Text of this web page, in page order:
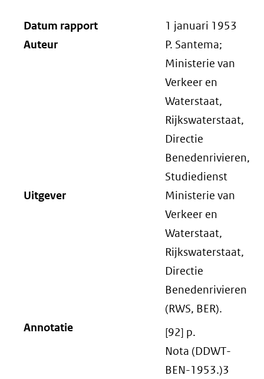
Datum rapport
1 januari 1953
Auteur
P. Santema;
Ministerie van
Verkeer en
Waterstaat,
Rijkswaterstaat,
Directie
Benedenrivieren,
Studiedienst
Uitgever
Ministerie van
Verkeer en
Waterstaat,
Rijkswaterstaat,
Directie
Benedenrivieren
(RWS, BER).
Annotatie
[92] p.
Nota (DDWT-
BEN-1953.)3